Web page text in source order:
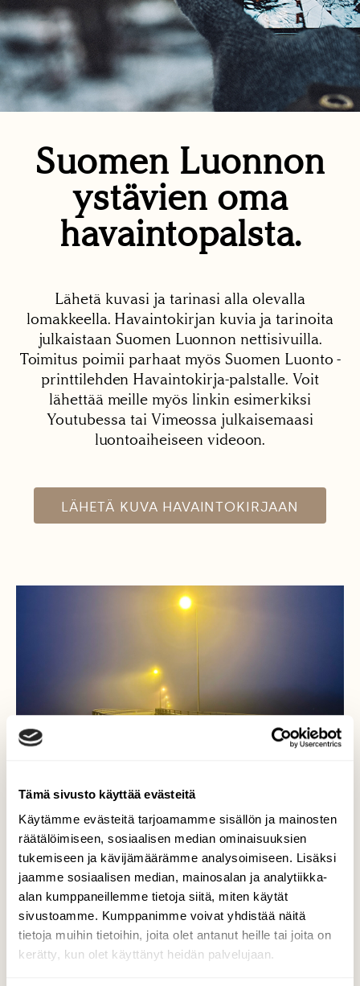
Tämä sivusto käyttää evästeitä
Käytämme evästeitä tarjoamamme sisällön ja mainosten
räätälöimiseen, sosiaalisen median ominaisuuksien
tukemiseen ja kävijämäärämme analysoimiseen. Lisäksi
jaamme sosiaalisen median, mainosalan ja analytiikka-
alan kumppaneillemme tietoja siitä, miten käytät
sivustoamme. Kumppanimme voivat yhdistää näitä
tietoja muihin tietoihin, joita olet antanut heille tai joita on
kerätty, kun olet käyttänyt heidän palvelujaan.
Suomen Luonnon
ystävien oma
havaintopalsta.
Lähetä kuvasi ja tarinasi alla olevalla
lomakkeella. Havaintokirjan kuvia ja tarinoita
julkaistaan Suomen Luonnon nettisivuilla.
Toimitus poimii parhaat myös Suomen Luonto -
printtilehden Havaintokirja-palstalle. Voit
lähettää meille myös linkin esimerkiksi
Youtubessa tai Vimeossa julkaisemaasi
luontoaiheiseen videoon.
LÄHETÄ KUVA HAVAINTOKIRJAAN
Sumujen silta
Aamuyön sumuisia ja usvaisia hetkiä
Harvaluodon sillalla…